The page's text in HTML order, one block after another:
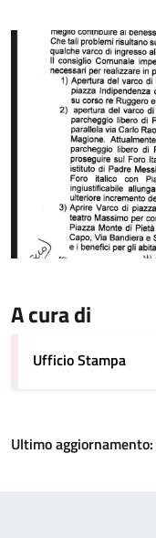
A cura di
Ufficio Stampa
Ultimo aggiornamento: